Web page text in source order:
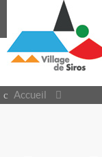
Accueil